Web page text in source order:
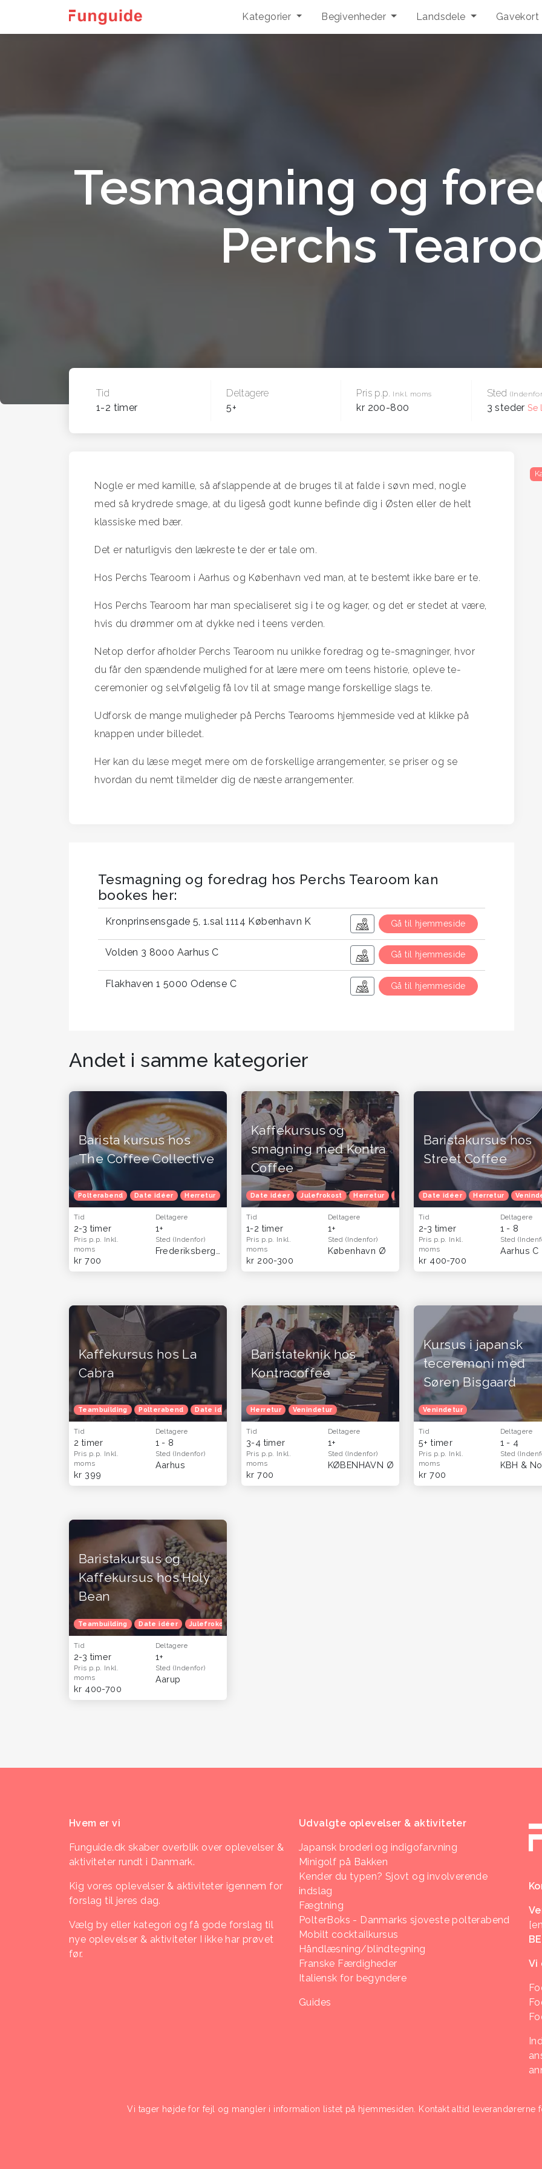
Kategorier Begivenheder Landsdele Gavekort
Tesmagning og
Perchs
Tid
1-2 timer
Deltagere
5+
Pris p.p. Inkl. moms
kr 200-800
Sted
3 steder Se
Nogle er med kamille, så afslappende at de bruges til at falde i søvn med, nogle
med så krydrede smage, at du ligeså godt kunne befinde dig i Østen eller de helt
klassiske med bær.
Det er naturligvis den lækreste te der er tale om.
Hos Perchs Tearoom i Aarhus og København ved man, at te bestemt ikke bare er te.
Hos Perchs Tearoom har man specialiseret sig i te og kager, og det er stedet at være,
hvis du drømmer om at dykke ned i teens verden.
Netop derfor afholder Perchs Tearoom nu unikke foredrag og te-smagninger, hvor
du får den spændende mulighed for at lære mere om teens historie, opleve te-
ceremonier og selvfølgelig få lov til at smage mange forskellige slags te.
Udforsk de mange muligheder på Perchs Tearooms hjemmeside ved at klikke på
knappen under billedet.
Her kan du læse meget mere om de forskellige arrangementer, se priser og se
hvordan du nemt tilmelder dig de næste arrangementer.
Tesmagning og foredrag hos Perchs Tearoom kan
bookes her:
Kronprinsensgade 5, 1.sal 1114 København K Gå til hjemmeside
Volden 3 8000 Aarhus C Gå til hjemmeside
Flakhaven 1 5000 Odense C Gå til hjemmeside
Andet i samme kategorier
Barista kursus hos
The Coffee Collective
Polterabend Date idéer Herretur Venindetur Efterårferie Oplevelsesgavekort Oplevelsesgaver til hende
Tid
2-3 timer
Deltagere
1+
Pris p.p. Inkl.
moms
kr 700
Sted (Indenfor)
Kaffekursus og
smagning med Kontra
Coffee
Date idéer Julefrokost Herretur Venindetur Efterårferie
Tid
1-2 timer
Deltagere
1+
Pris p.p. Inkl.
moms
kr 200-300
Sted (Indenfor)
København Ø
Baristakursus hos
Street Coffee
Date idéer Herretur
Tid
2-3 timer
Deltagere
1 - 8
Pris p.p. Inkl.
moms
kr 400-700
Sted
Aarhus C
Kaffekursus hos La
Cabra
Teambuilding Polterabend Date idéer Julefrokost Herretur Venindetur Efterårferie Oplevelsesgavekort
Tid
2 timer
Deltagere
1 - 8
Pris p.p. Inkl.
moms
kr 399
Sted (Indenfor)
Aarhus
Baristateknik hos
Kontracoffee
Herretur Venindetur
Tid
3-4 timer
Deltagere
1+
Pris p.p. Inkl.
moms
kr 700
Sted (Indenfor)
KØBENHAVN Ø
Kursus i japansk
teceremoni med
Søren Bisgaard
Venindetur
Tid
5+ timer
Deltagere
1 - 4
Pris p.p. Inkl.
moms
kr 700
Sted
Baristakursus og
Kaffekursus hos Holy
Bean
Teambuilding Date idéer Julefrokost
Tid
2-3 timer
Deltagere
1+
Pris p.p. Inkl.
moms
kr 400-700
Sted (Indenfor)
Aarup
Hvem er vi
Funguide.dk skaber overblik over oplevelser &
aktiviteter rundt i Danmark.
Kig vores oplevelser & aktiviteter igennem for
forslag til jeres dag.
Vælg by eller kategori og få gode forslag til
nye oplevelser & aktiviteter I ikke har prøvet
før.
Udvalgte oplevelser & aktiviteter
Japansk broderi og indigofarvning
Minigolf på Bakken
Kender du typen? Sjovt og involverende
indslag
Fægtning
PolterBoks - Danmarks sjoveste polterabend
Mobilt cocktailkursus
Håndlæsning/blindtegning
Franske Færdigheder
Italiensk for begyndere
Guides
Vi
Vi tager højde for fejl og mangler i information listet på hjemmesiden. Kontakt altid leverandørerne